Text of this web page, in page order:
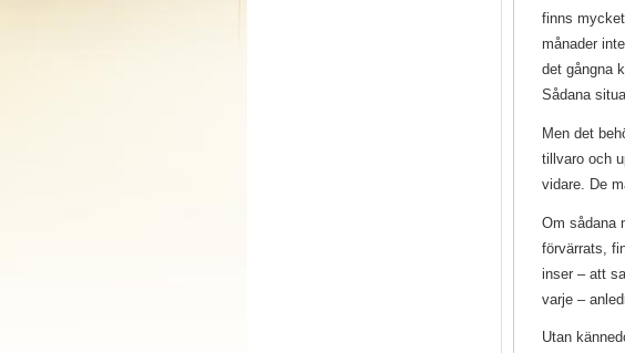
finns
månader
det gångna
Sådana
Men det
tillvaro och
vidare. De
Om sådana
förvärrats,
inser – att
varje –
Utan